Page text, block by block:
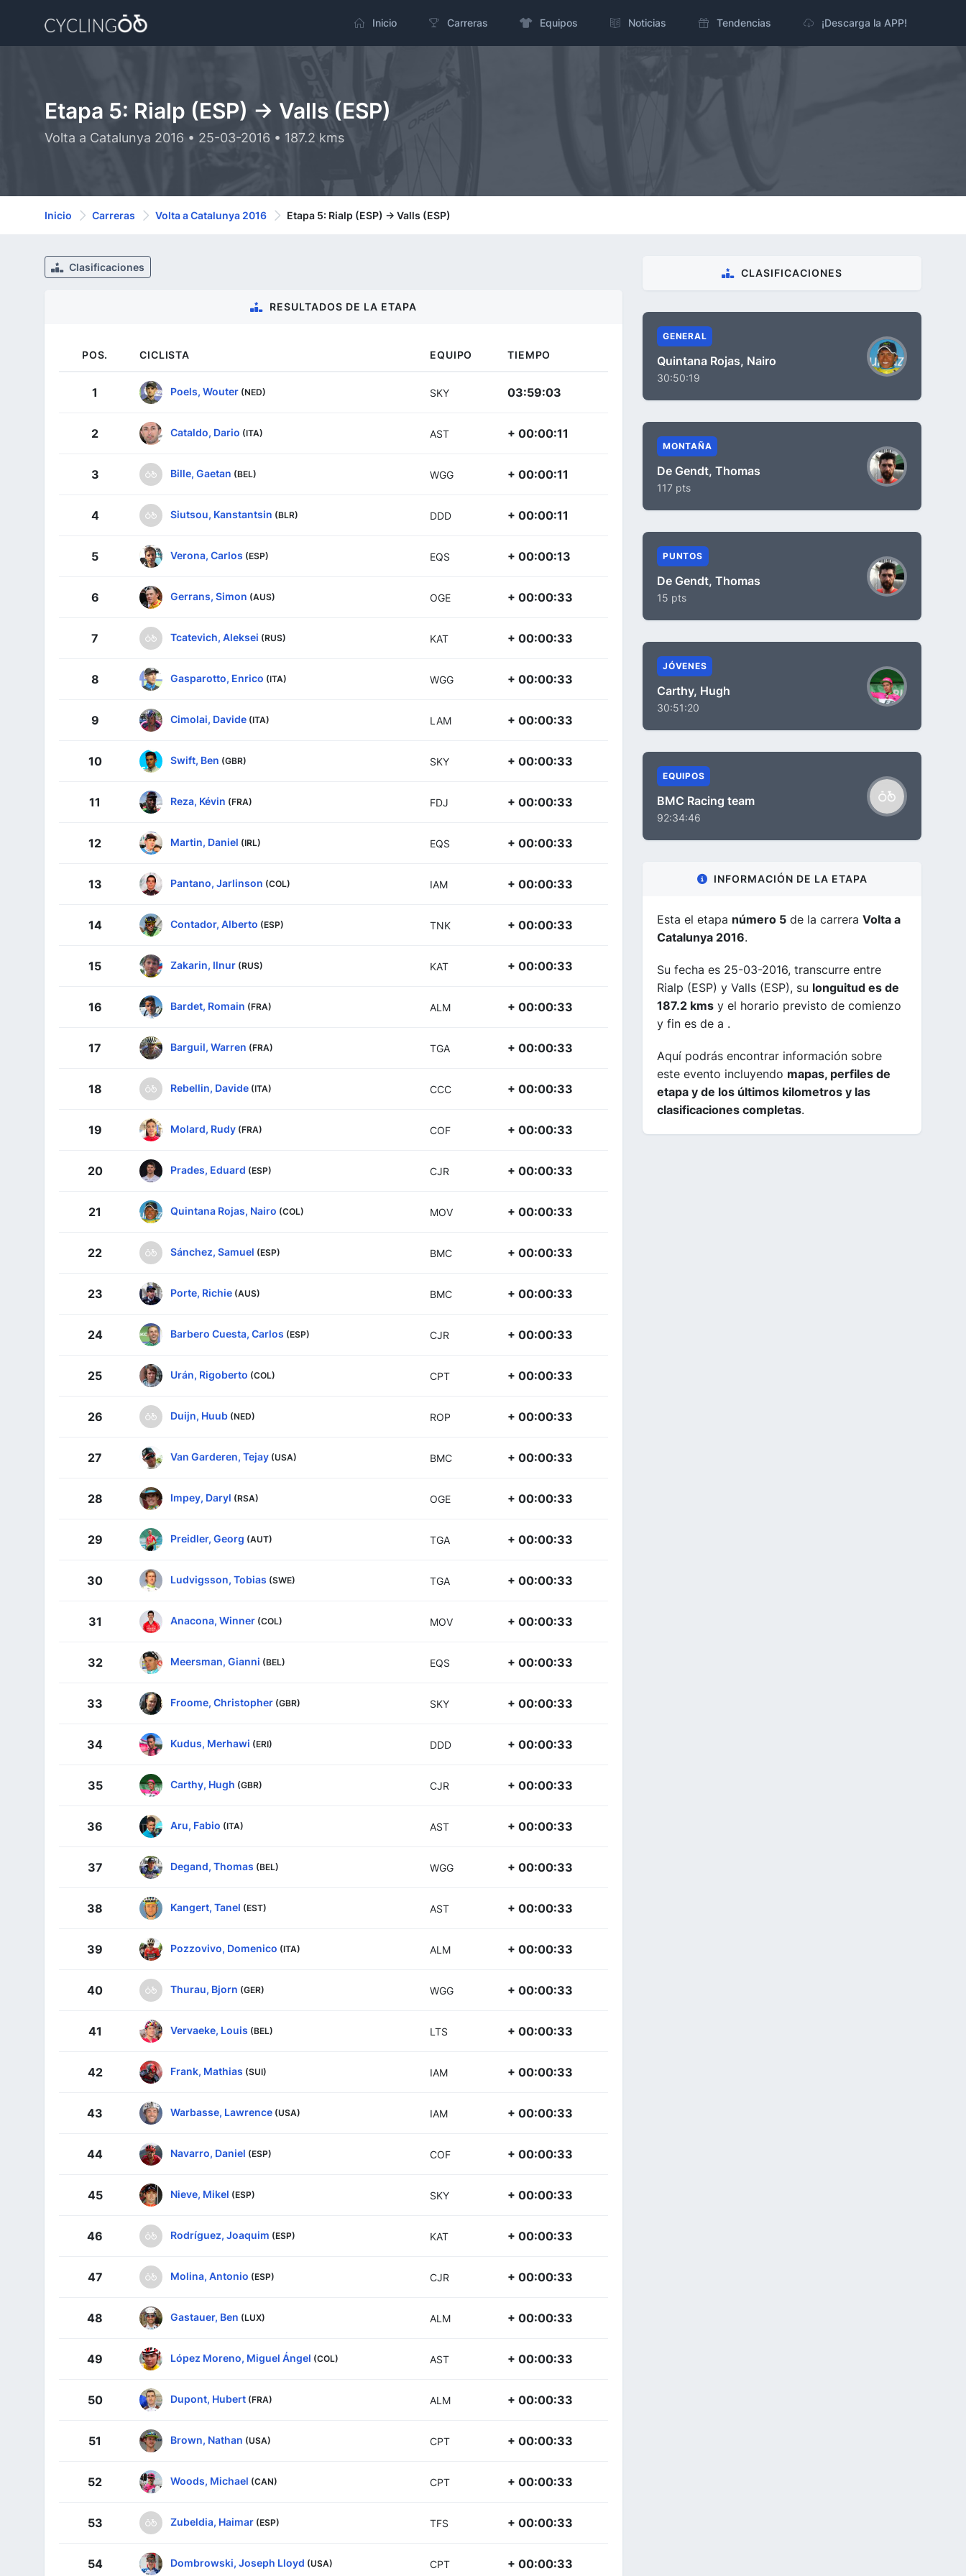
Inicio Carreras Equipos Noticias Tendencias ¡Descarga la APP!
Etapa 5: Rialp (ESP) -> Valls (ESP)
Volta a Catalunya 2016 • 25-03-2016 • 187.2 kms
Inicio Carreras Volta a Catalunya 2016 Etapa 5: Rialp (ESP) -> Valls (ESP)
Clasificaciones
RESULTADOS DE LA ETAPA
POS. CICLISTA EQUIPO TIEMPO
1 Poels, Wouter (NED) SKY 03:59:03
2 Cataldo, Dario (ITA) AST + 00:00:11
3 Bille, Gaetan (BEL) WGG + 00:00:11
4 Siutsou, Kanstantsin (BLR) DDD + 00:00:11
5 Verona, Carlos (ESP) EQS + 00:00:13
6 Gerrans, Simon (AUS) OGE + 00:00:33
7 Tcatevich, Aleksei (RUS) KAT + 00:00:33
8 Gasparotto, Enrico (ITA) WGG + 00:00:33
9 Cimolai, Davide (ITA) LAM + 00:00:33
10 Swift, Ben (GBR) SKY + 00:00:33
11 Reza, Kévin (FRA) FDJ + 00:00:33
12 Martin, Daniel (IRL) EQS + 00:00:33
13 Pantano, Jarlinson (COL) IAM + 00:00:33
14 Contador, Alberto (ESP) TNK + 00:00:33
15 Zakarin, Ilnur (RUS) KAT + 00:00:33
16 Bardet, Romain (FRA) ALM + 00:00:33
17 Barguil, Warren (FRA) TGA + 00:00:33
18 Rebellin, Davide (ITA) CCC + 00:00:33
19 Molard, Rudy (FRA) COF + 00:00:33
20 Prades, Eduard (ESP) CJR + 00:00:33
21 Quintana Rojas, Nairo (COL) MOV + 00:00:33
22 Sánchez, Samuel (ESP) BMC + 00:00:33
23 Porte, Richie (AUS) BMC + 00:00:33
24 Barbero Cuesta, Carlos (ESP) CJR + 00:00:33
25 Urán, Rigoberto (COL) CPT + 00:00:33
26 Duijn, Huub (NED) ROP + 00:00:33
27 Van Garderen, Tejay (USA) BMC + 00:00:33
28 Impey, Daryl (RSA) OGE + 00:00:33
29 Preidler, Georg (AUT) TGA + 00:00:33
30 Ludvigsson, Tobias (SWE) TGA + 00:00:33
31 Anacona, Winner (COL) MOV + 00:00:33
32 Meersman, Gianni (BEL) EQS + 00:00:33
33 Froome, Christopher (GBR) SKY + 00:00:33
34 Kudus, Merhawi (ERI) DDD + 00:00:33
35 Carthy, Hugh (GBR) CJR + 00:00:33
36 Aru, Fabio (ITA) AST + 00:00:33
37 Degand, Thomas (BEL) WGG + 00:00:33
38 Kangert, Tanel (EST) AST + 00:00:33
39 Pozzovivo, Domenico (ITA) ALM + 00:00:33
40 Thurau, Bjorn (GER) WGG + 00:00:33
41 Vervaeke, Louis (BEL) LTS + 00:00:33
42 Frank, Mathias (SUI) IAM + 00:00:33
43 Warbasse, Lawrence (USA) IAM + 00:00:33
44 Navarro, Daniel (ESP) COF + 00:00:33
45 Nieve, Mikel (ESP) SKY + 00:00:33
46 Rodríguez, Joaquim (ESP) KAT + 00:00:33
47 Molina, Antonio (ESP) CJR + 00:00:33
48 Gastauer, Ben (LUX) ALM + 00:00:33
49 López Moreno, Miguel Ángel (COL) AST + 00:00:33
50 Dupont, Hubert (FRA) ALM + 00:00:33
51 Brown, Nathan (USA) CPT + 00:00:33
52 Woods, Michael (CAN) CPT + 00:00:33
53 Zubeldia, Haimar (ESP) TFS + 00:00:33
54 Dombrowski, Joseph Lloyd (USA) CPT + 00:00:33
CLASIFICACIONES
GENERAL
Quintana Rojas, Nairo
30:50:19
MONTAÑA
De Gendt, Thomas
117 pts
PUNTOS
De Gendt, Thomas
15 pts
JÓVENES
Carthy, Hugh
30:51:20
EQUIPOS
BMC Racing team
92:34:46
INFORMACIÓN DE LA ETAPA
Esta el etapa número 5 de la carrera Volta a
Catalunya 2016.
Su fecha es 25-03-2016, transcurre entre
Rialp (ESP) y Valls (ESP), su longuitud es de
187.2 kms y el horario previsto de comienzo
y fin es de a .
Aquí podrás encontrar información sobre
este evento incluyendo mapas, perfiles de
etapa y de los últimos kilometros y las
clasificaciones completas.